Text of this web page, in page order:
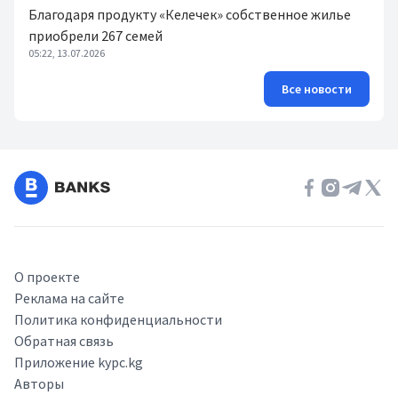
Благодаря продукту «Келечек» собственное жилье
приобрели 267 семей
05:22, 13.07.2026
Все новости
О проекте
Реклама на сайте
Политика конфиденциальности
Обратная связь
Приложение kypc.kg
Авторы